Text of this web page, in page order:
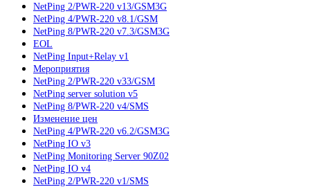
NetPing 2/PWR-220 v13/GSM3G
NetPing 4/PWR-220 v8.1/GSM
NetPing 8/PWR-220 v7.3/GSM3G
EOL
NetPing Input+Relay v1
Мероприятия
NetPing 2/PWR-220 v33/GSM
NetPing server solution v5
NetPing 8/PWR-220 v4/SMS
Изменение цен
NetPing 4/PWR-220 v6.2/GSM3G
NetPing IO v3
NetPing Monitoring Server 90Z02
NetPing IO v4
NetPing 2/PWR-220 v1/SMS